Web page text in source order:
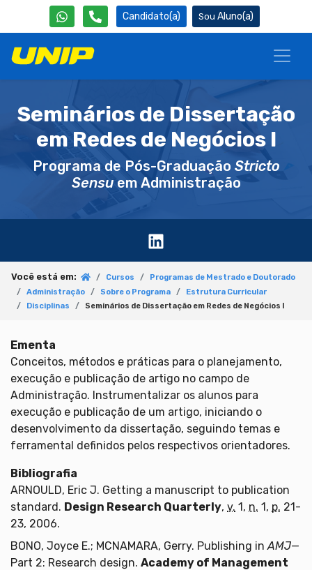
Candidato(a) Aluno(a)
Seminários de Dissertação
em Redes de Negócios I
Programa de Pós-Graduação Stricto
Sensuem Administração
Você está em: Cursos
Programas de Mestrado e Doutorado
Administração
Sobre o Programa
Estrutura Curricular
Disciplinas
Seminários de Dissertação em Redes de Negócios I
Ementa
Conceitos, métodos e práticas para o planejamento,
execução e publicação de artigo no campo de
Administração. Instrumentalizar os alunos para
execução e publicação de um artigo, iniciando o
desenvolvimento da dissertação, seguindo temas e
ferramental definidos pelos respectivos orientadores.
Bibliografia
ARNOULD, Eric J. Getting a manuscript to publication
standard. Design Research Quarterly, v. 1, n. 1, p. 21-
23, 2006.
BONO, Joyce E.; MCNAMARA, Gerry. Publishing in AMJ—
Part 2: Research design. Academy of Management